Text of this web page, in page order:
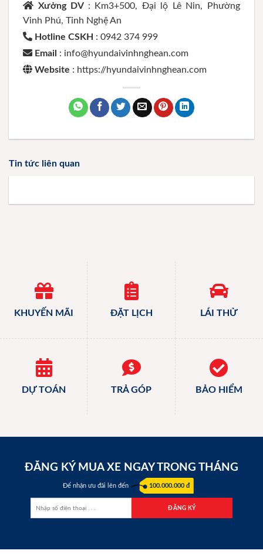
Xưởng DV : Km3+500, Đại lộ Lê Nin, Phường
Vinh Phú, Tỉnh Nghệ An
Hotline CSKH : 0942 374 999
Email : info@hyundaivinhnghean.com
Website : https://hyundaivinhnghean.com
Tin tức liên quan
KHUYẾN MÃI ĐẶT LỊCH LÁI THỬ
DỰ TOÁN TRẢ GÓP BẢO HIỂM
ĐĂNG KÝ MUA XE NGAY TRONG THÁNG
Để nhận ưu đãi lên đến 100.000.000 đ